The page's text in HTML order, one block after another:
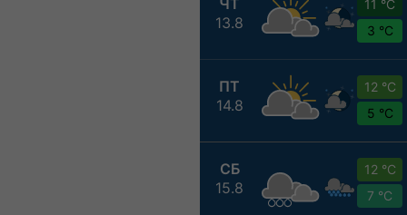
ЧТ
13.8
11 °C
3 °C
ПТ
14.8
12 °C
5 °C
СБ
15.8
12 °C
7 °C